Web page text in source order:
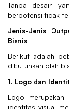
Tanpa desain
berpotensi tidak
Jenis-Jenis
Bisnis
Berikut adalah
dibutuhkan oleh
1. Logo dan
Logo
identitas visual